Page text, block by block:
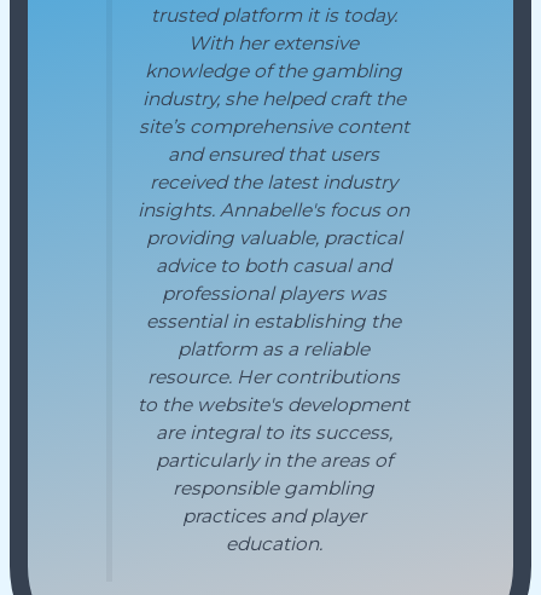
trusted platform it is today.
With her extensive
knowledge of the gambling
industry, she helped craft the
site’s comprehensive content
and ensured that users
received the latest industry
insights. Annabelle's focus on
providing valuable, practical
advice to both casual and
professional players was
essential in establishing the
platform as a reliable
resource. Her contributions
to the website's development
are integral to its success,
particularly in the areas of
responsible gambling
practices and player
education.